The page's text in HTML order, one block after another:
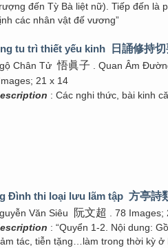
đến Tỳ Bà liệt nữ). Tiếp đến là
các nhân vật đế vương”
tu trì thiết yếu kinh 日誦修持
Chân Tử 悟眞子 . Quan Âm
21 x 14
: Các nghi thức, bài kinh
Đình thi loại lưu lãm tập 方亭詩
Văn Siêu 阮文超
. 78 Images;
: “Quyển 1-2. Nội dung:
tác, tiễn tặng…làm trong thời kỳ ở